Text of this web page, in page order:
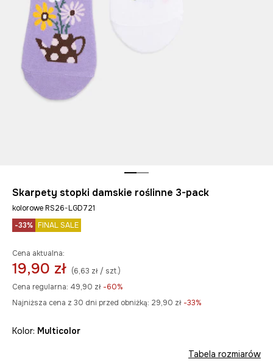
Skarpety stopki damskie roślinne 3-pack
kolorowe RS26-LGD721
-33% FINAL SALE
Cena aktualna:
19,90 zł (6,63 zł / szt.)
Cena regularna: 49,90 zł -60%
Najniższa cena z 30 dni przed obniżką: 29,90 zł -33%
Kolor: multicolor
Tabela rozmiarów